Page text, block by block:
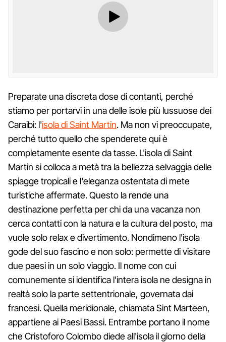
Preparate una discreta dose di contanti, perché
stiamo per portarvi in una delle isole più lussuose dei
Caraibi: l'isola di Saint Martin. Ma non vi preoccupate,
perché tutto quello che spenderete qui è
completamente esente da tasse. L'isola di Saint
Martin si colloca a metà tra la bellezza selvaggia delle
spiagge tropicali e l'eleganza ostentata di mete
turistiche affermate. Questo la rende una
destinazione perfetta per chi da una vacanza non
cerca contatti con la natura e la cultura del posto, ma
vuole solo relax e divertimento. Nondimeno l'isola
gode del suo fascino e non solo: permette di visitare
due paesi in un solo viaggio. Il nome con cui
comunemente si identifica l'intera isola ne designa in
realtà solo la parte settentrionale, governata dai
francesi. Quella meridionale, chiamata Sint Marteen,
appartiene ai Paesi Bassi. Entrambe portano il nome
che Cristoforo Colombo diede all'isola il giorno della